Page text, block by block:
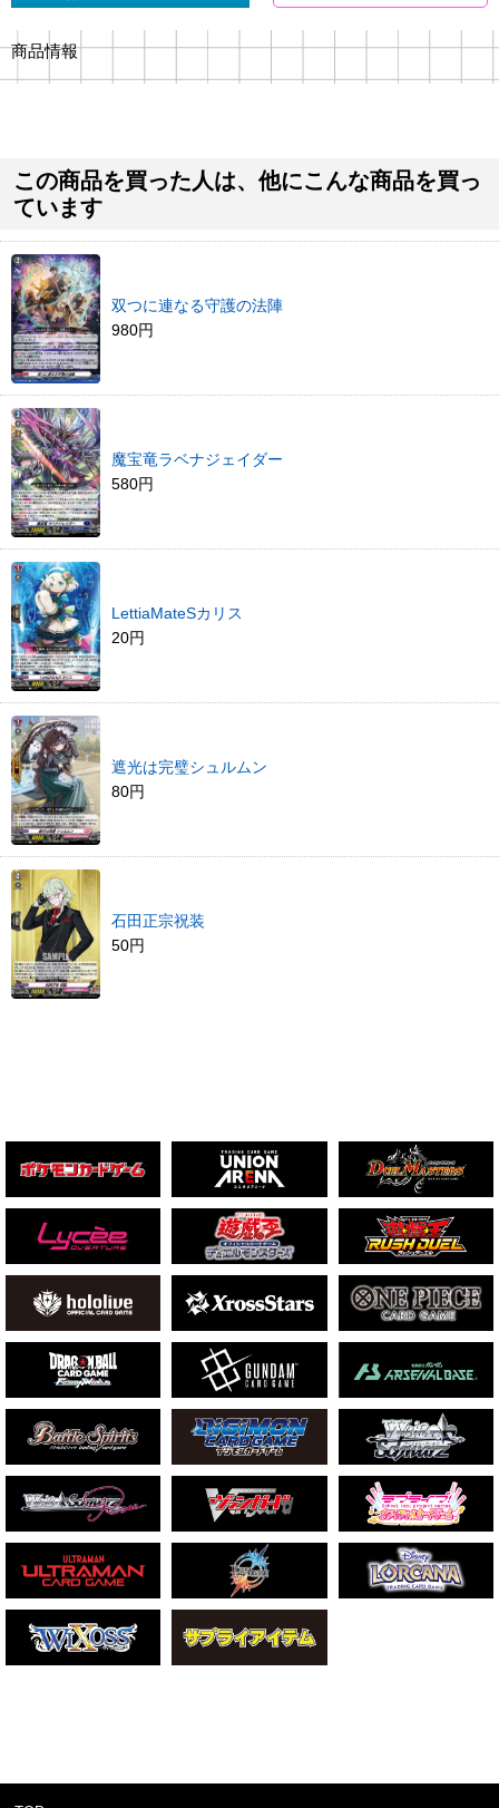
商品情報
この商品を買った人は、他にこんな商品を買っ
ています
双つに連なる守護の法陣
980円
魔宝竜ラベナジェイダー
580円
LettiaMateSカリス
20円
遮光は完璧シュルムン
80円
石田正宗祝装
50円